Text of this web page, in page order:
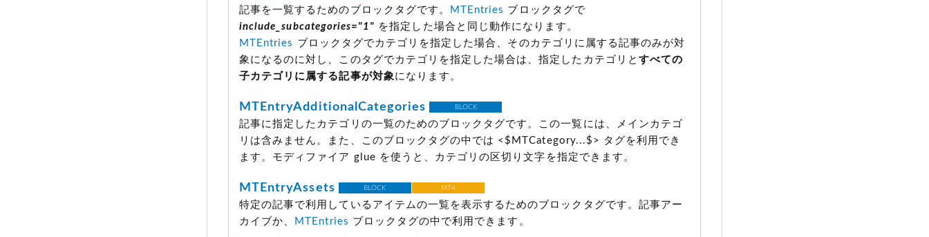
記事を一覧するためのブロックタグです。 MTEntries ブロックタグで
include_subcategories="1" を指定した場合と同じ動作になります。
MTEntries ブロックタグでカテゴリを指定した場合、そのカテゴリに属する記事のみが対
象になるのに対し、このタグでカテゴリを指定した場合は、指定したカテゴリと すべての
子カテゴリに属する記事が対象になります。
MTEntryAdditionalCategories BLOCK
記事に指定したカテゴリの一覧のためのブロックタグです。この一覧には、メインカテゴ
リは含みません。また、このブロックタグの中では <$MTCategory...$> タグを利用でき
ます。モディファイア glue を使うと、カテゴリの区切り文字を指定できます。
MTEntryAssets BLOCK MT4
特定の記事で利用しているアイテムの一覧を表示するためのブロックタグです。記事アー
カイブか、
MTEntries ブロックタグの中で利用できます。